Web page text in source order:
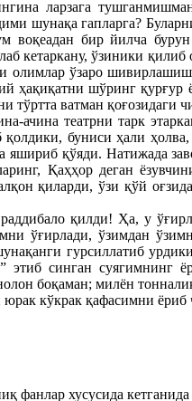
ларзага
шунақа гапларга?
бир йилча бурун
кетаркану, ўзиники
олимлар ўзаро
ҳақиқатни шўринг қурғур
тўртта ватман
ачина театрни тарк
буниси ҳали
яшириб қўяди. Натижада
Қаҳҳор деган
қиларди, ўзи қўй
қилди! Ҳа, у
ўғирлади, ўзимдан
гурсиллатиб
этиб синган суягимнинг
боқаман; милён
кўкрак қафасимни
фанлар хусусида кетганида